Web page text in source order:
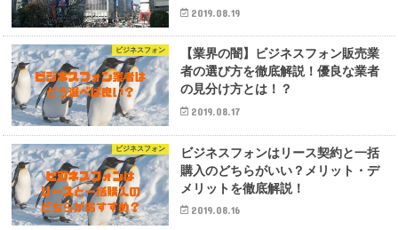
2019.08.19
ビジネスフォン
【業界の闇】ビジネスフォン販売業
者の選び方を徹底解説！優良な業者
の見分け方とは！？
2019.08.17
ビジネスフォン
ビジネスフォンはリース契約と一括
購入のどちらがいい？メリット・デ
メリットを徹底解説！
2019.08.16